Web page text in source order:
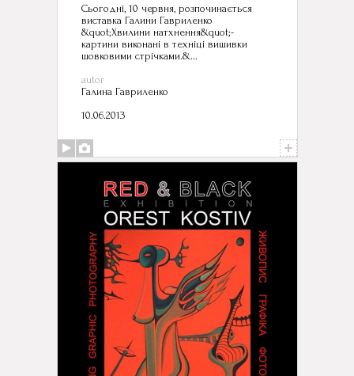
Сьогодні, 10 червня, розпочинається
виставка Галини Гавриленко
&quot;Хвилини натхнення&quot;-
картини виконані в техніці вишивки
шовковими стрічками.&...
autor
Галина Гавриленко
10.06.2013